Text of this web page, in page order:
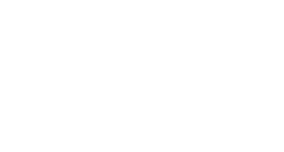
template content:
src="url-to-source-image"></